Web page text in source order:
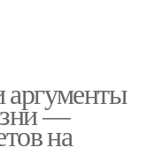
аргументы
—
на